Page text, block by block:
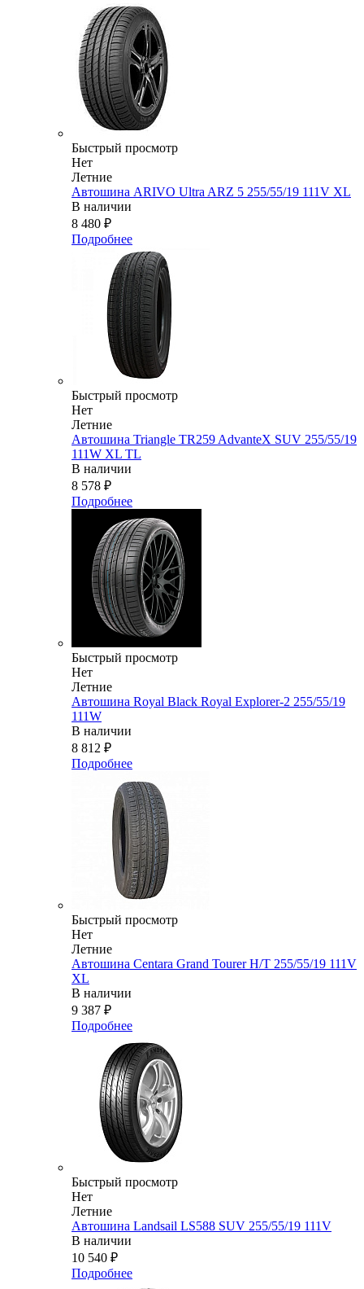
Быстрый просмотр
Нет
Летние
Автошина ARIVO Ultra ARZ 5 255/55/19 111V XL
В наличии
8 480 ₽
Подробнее
Быстрый просмотр
Нет
Летние
Автошина Triangle TR259 AdvanteX SUV 255/55/19
111W XL TL
В наличии
8 578 ₽
Подробнее
Быстрый просмотр
Нет
Летние
Автошина Royal Black Royal Explorer-2 255/55/19
111W
В наличии
8 812 ₽
Подробнее
Быстрый просмотр
Нет
Летние
Автошина Centara Grand Tourer H/T 255/55/19 111V
XL
В наличии
9 387 ₽
Подробнее
Быстрый просмотр
Нет
Летние
Автошина Landsail LS588 SUV 255/55/19 111V
В наличии
10 540 ₽
Подробнее